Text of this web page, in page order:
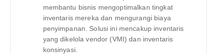
membantu bisnis mengoptimalkan tingkat
inventaris mereka dan mengurangi biaya
penyimpanan. Solusi ini mencakup inventaris
yang dikelola vendor (VMI) dan inventaris
konsinyasi.